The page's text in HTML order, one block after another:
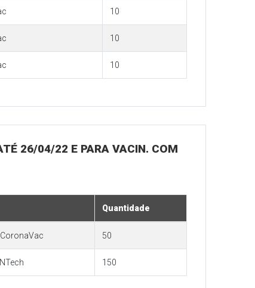
10
10
10
26/04/22 E PARA VACIN. COM
Quantidade
50
150